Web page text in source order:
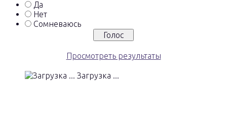
Да
Нет
Сомневаюсь
Просмотреть результаты
Загрузка ...